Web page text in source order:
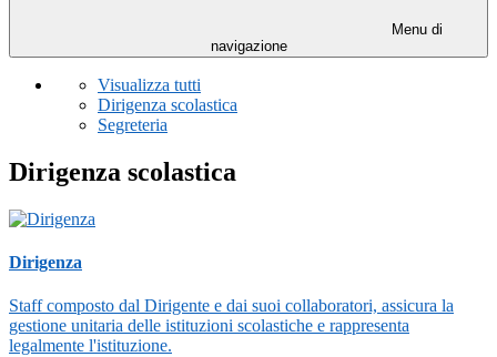
Menu di
navigazione
Visualizza tutti
Dirigenza scolastica
Segreteria
Dirigenza scolastica
Dirigenza
Staff composto dal Dirigente e dai suoi collaboratori, assicura la
gestione unitaria delle istituzioni scolastiche e rappresenta
legalmente l'istituzione.